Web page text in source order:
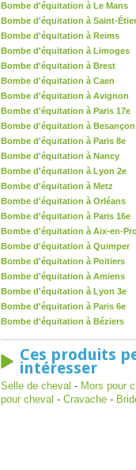
Bombe d'équitation à Le Mans
Bombe d'équitation à Saint-
Bombe d'équitation à Reims
Bombe d'équitation à Limoges
Bombe d'équitation à Brest
Bombe d'équitation à Caen
Bombe d'équitation à Avignon
Bombe d'équitation à Paris 17e
Bombe d'équitation à Besançon
Bombe d'équitation à Paris 8e
Bombe d'équitation à Nancy
Bombe d'équitation à Lyon 2e
Bombe d'équitation à Metz
Bombe d'équitation à Orléans
Bombe d'équitation à Paris 16e
Bombe d'équitation à Aix-en-
Bombe d'équitation à Quimper
Bombe d'équitation à Poitiers
Bombe d'équitation à Amiens
Bombe d'équitation à Lyon 3e
Bombe d'équitation à Paris 6e
Bombe d'équitation à Béziers
Ces produits
intéresser
Selle de cheval - Mors pour
pour cheval - Cravache -